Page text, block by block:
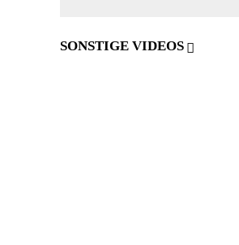
SONSTIGE VIDEOS